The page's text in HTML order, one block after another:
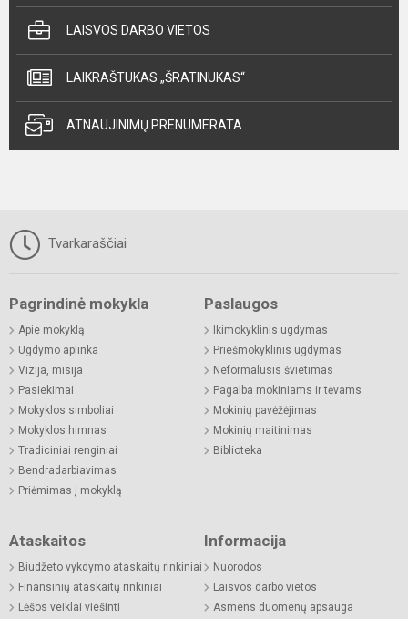
LAISVOS DARBO VIETOS
LAIKRAŠTUKAS „ŠRATINUKAS“
ATNAUJINIMŲ PRENUMERATA
Tvarkaraščiai
Pagrindinė mokykla
Apie mokyklą
Ugdymo aplinka
Vizija, misija
Pasiekimai
Mokyklos simboliai
Mokyklos himnas
Tradiciniai renginiai
Bendradarbiavimas
Priėmimas į mokyklą
Paslaugos
Ikimokyklinis ugdymas
Priešmokyklinis ugdymas
Neformalusis švietimas
Pagalba mokiniams ir tėvams
Mokinių pavėžėjimas
Mokinių maitinimas
Biblioteka
Ataskaitos
Biudžeto vykdymo ataskaitų rinkiniai
Finansinių ataskaitų rinkiniai
Lėšos veiklai viešinti
Informacija
Nuorodos
Laisvos darbo vietos
Asmens duomenų apsauga